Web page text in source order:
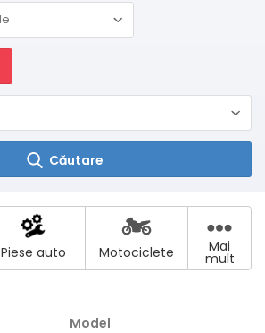
Căutare
Piese auto Motociclete Mai
mult
Model